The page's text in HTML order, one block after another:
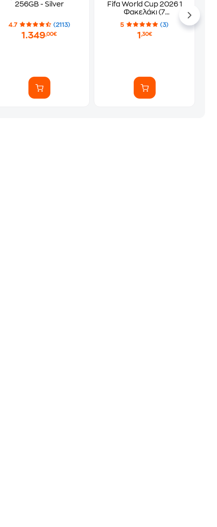
256GB - Silver
4.7 (2113)
1.349,00€
Fifa World Cup 2026 1
Φακελάκι (7
Αυτοκόλλητα)
5 (3)
1 ,30€